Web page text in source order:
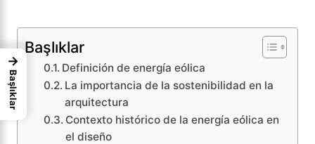
Başlıklar
Definición de energía eólica
La importancia de la sostenibilidad en la
arquitectura
Contexto histórico de la energía eólica en
el diseño
→
Başlıklar